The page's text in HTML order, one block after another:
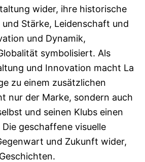
wider, ihre historische
und Stärke, Leidenschaft und
und Dynamik,
symbolisiert. Als
und Innovation macht La
zu einem zusätzlichen
nur der Marke, sondern auch
und seinen Klubs einen
geschaffene visuelle
und Zukunft wider,